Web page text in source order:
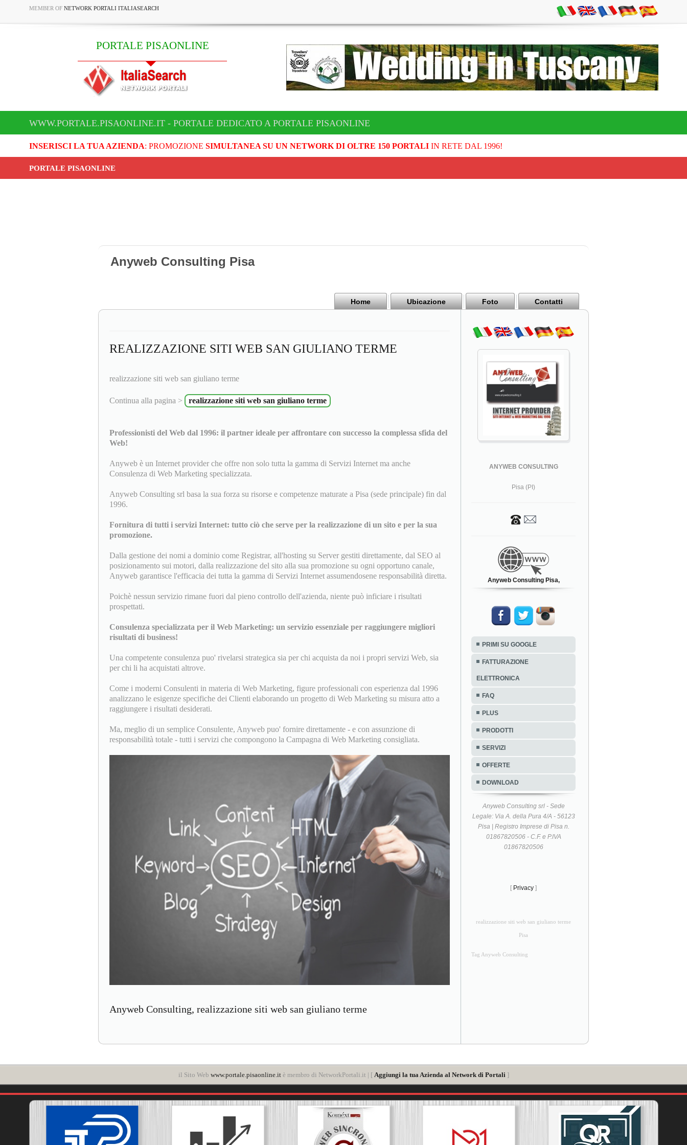
MEMBER OF NETWORK PORTALI ITALIASEARCH
PORTALE PISAONLINE
WWW.PORTALE.PISAONLINE.IT - PORTALE DEDICATO A PORTALE PISAONLINE
INSERISCI LA TUA AZIENDA: PROMOZIONE SIMULTANEA SU UN NETWORK DI OLTRE 150 PORTALIIN RETE DAL 1996!
PORTALE PISAONLINE
Anyweb Consulting Pisa
Home Ubicazione Foto Contatti
REALIZZAZIONE SITI WEB SAN GIULIANO TERME
realizzazione siti web san giuliano terme
Continua alla pagina > realizzazione siti web san giuliano terme
Professionisti del Web dal 1996: il partner ideale per affrontare con successo la complessa sfida del
Web!
Anyweb è un Internet provider che offre non solo tutta la gamma di Servizi Internet ma anche
Consulenza di Web Marketing specializzata.
Anyweb Consulting srl basa la sua forza su risorse e competenze maturate a Pisa (sede principale) fin dal
1996.
Fornitura di tutti i servizi Internet: tutto ciò che serve per la realizzazione di un sito e per la sua
promozione.
Dalla gestione dei nomi a dominio come Registrar, all'hosting su Server gestiti direttamente, dal SEO al
posizionamento sui motori, dalla realizzazione del sito alla sua promozione su ogni opportuno canale,
Anyweb garantisce l'efficacia dei tutta la gamma di Servizi Internet assumendosene responsabilità diretta.
Poichè nessun servizio rimane fuori dal pieno controllo dell'azienda, niente può inficiare i risultati
prospettati.
Consulenza specializzata per il Web Marketing: un servizio essenziale per raggiungere migliori
risultati di business!
Una competente consulenza puo' rivelarsi strategica sia per chi acquista da noi i propri servizi Web, sia
per chi li ha acquistati altrove.
Come i moderni Consulenti in materia di Web Marketing, figure professionali con esperienza dal 1996
analizzano le esigenze specifiche dei Clienti elaborando un progetto di Web Marketing su misura atto a
raggiungere i risultati desiderati.
Ma, meglio di un semplice Consulente, Anyweb puo' fornire direttamente - e con assunzione di
responsabilità totale - tutti i servizi che compongono la Campagna di Web Marketing consigliata.
Anyweb Consulting, realizzazione siti web san giuliano terme
ANYWEB CONSULTING
Pisa (PI)
Anyweb Consulting Pisa,
PRIMI SU GOOGLE
FATTURAZIONE
ELETTRONICA
FAQ
PLUS
PRODOTTI
SERVIZI
OFFERTE
DOWNLOAD
Anyweb Consulting srl - Sede
Legale: Via A. della Pura 4/A - 56123
Pisa | Registro Imprese di Pisa n.
01867820506 - C.F. e P.IVA
01867820506
[ Privacy ]
realizzazione siti web san giuliano terme
Pisa
Tag Anyweb Consulting
il Sito Web www.portale.pisaonline.itè membro di NetworkPortali.it | [ Aggiungi la tua Azienda al Network di Portali ]